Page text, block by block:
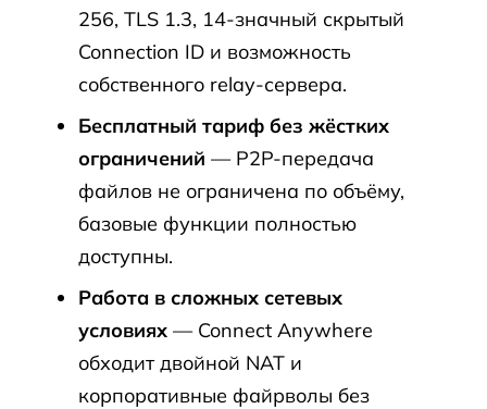
256, TLS 1.3, 14-значный скрытый
Connection ID и возможность
собственного relay-сервера.
Бесплатный тариф без жёстких
ограничений — P2P-передача
файлов не ограничена по объёму,
базовые функции полностью
доступны.
Работа в сложных сетевых
условиях — Connect Anywhere
обходит двойной NAT и
корпоративные файрволы без